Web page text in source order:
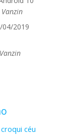
04/2019
croqui céu